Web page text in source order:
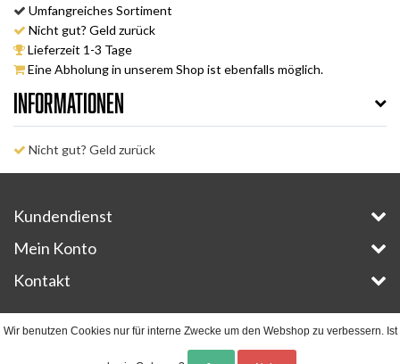
Umfangreiches Sortiment
Nicht gut? Geld zurück
Lieferzeit 1-3 Tage
Eine Abholung in unserem Shop ist ebenfalls möglich.
Informationen
Nicht gut? Geld zurück
Kundendienst
Mein Konto
Kontakt
Wir benutzen Cookies nur für interne Zwecke um den Webshop zu verbessern. Ist